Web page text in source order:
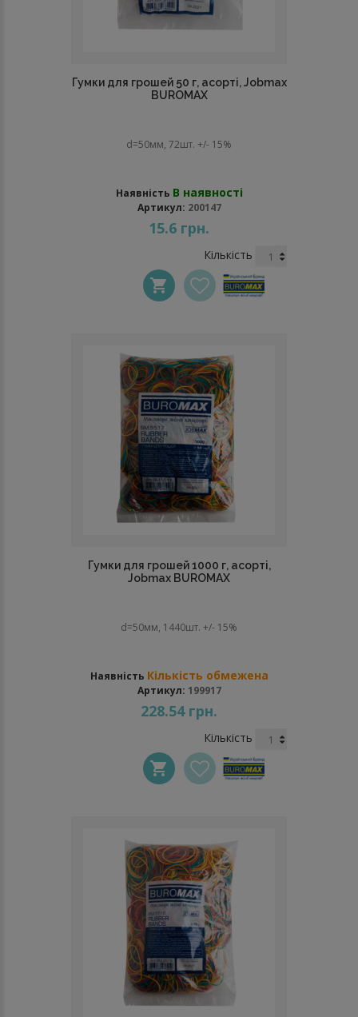
Гумки для грошей 50 г, асорті, Jobmax
BUROMAX
d=50мм, 72шт. +/- 15%
Наявність В наявності
Артикул: 200147
15.6 грн.
Кількість
Гумки для грошей 1000 г, асорті,
Jobmax BUROMAX
d=50мм, 1440шт. +/- 15%
Наявність Кількість обмежена
Артикул: 199917
228.54 грн.
Кількість